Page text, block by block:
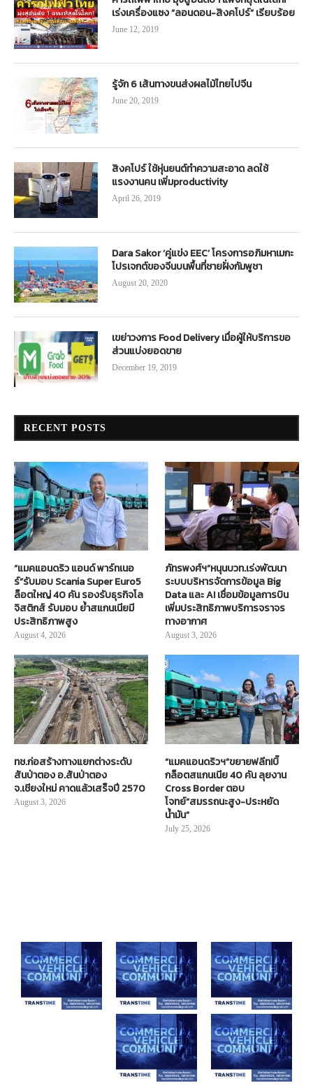
เร่งเครื่องแซง “ลอนดอน-สิงคโปร์” เรียบร้อย
June 12, 2019
รู้จัก 6 เส้นทางขนส่งผลไม้ไทยไปจีน
June 20, 2019
สิงคโปร์ ใช้หุ่นยนต์ทำความสะอาด ลดใช้
แรงงานคน เพิ่มproductivity
April 26, 2019
Dara Sakor ‘คู่แข่ง EEC’ โครงการอภิมหาเมกะ
โปรเจกต์ของจีนบนพื้นที่ชายฝั่งกัมพูชา
August 20, 2020
เขย่าวงการ Food Delivery เมื่อผู้ให้บริการขอ
ส่วนแบ่งยอดขาย
December 19, 2019
RECENT POSTS
“แมคแอนดริว แอนด์ พาร์ทเนอ
ร์”รับมอบ Scania Super Euro5
ล็อตใหญ่ 40 คัน รองรับธุรกิจโล
จิสติกส์ รับมอบ ย้ำสแกนเนียมี
ประสิทธิภาพสูง
August 4, 2026
ภัทรพงศ์ฯ”หนุนบวท.เร่งพัฒนา
ระบบบริหารจัดการข้อมูล Big
Data และ AI เชื่อมข้อมูลการบิน
เพิ่มประสิทธิภาพบริการจราจร
ทางอากาศ
August 3, 2026
ทช.ก่อสร้างทางแยกต่างระดับ
สันป่าตอง อ.สันป่าตอง
จ.เชียงใหม่ คาดแล้วเสร็จปี 2570
August 3, 2026
“แมคแอนดริวฯ”ขยายฟลีท!บิ๊
กล็อตสแกนเนีย 40 คัน ลุยงาน
Cross Border ตอบ
โจทย์“สมรรถนะสูง-ประหยัด
น้ำมัน”
July 25, 2026